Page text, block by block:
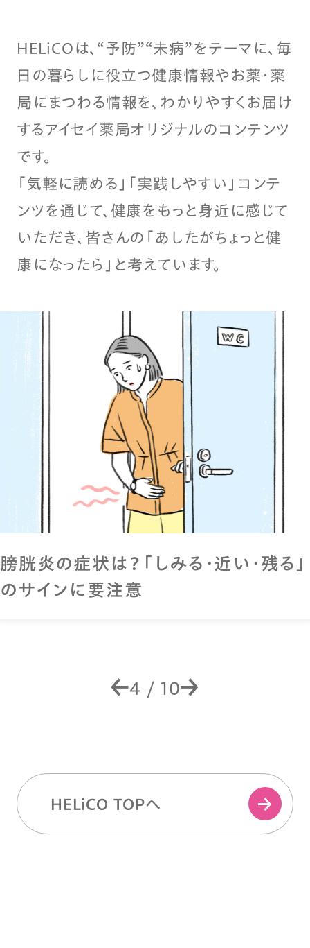
HELiCOは、“予防”“未病”をテーマに、毎
日の暮らしに役立つ健康情報やお薬・薬
局にまつわる情報を、わかりやすくお届け
するアイセイ薬局オリジナルのコンテンツ
です。
「気軽に読める」「実践しやすい」コンテ
ンツを通じて、健康をもっと身近に感じて
いただき、皆さんの「あしたがちょっと健
康になったら」と考えています。
膀胱炎の症状は？「しみる・近い・残る」
のサインに要注意
4 / 10
HELiCO TOPへ